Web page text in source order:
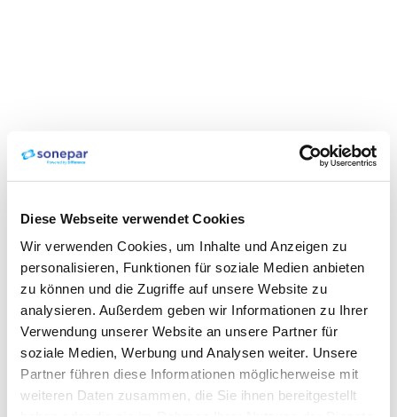
Diese Webseite verwendet Cookies
Wir verwenden Cookies, um Inhalte und Anzeigen zu
personalisieren, Funktionen für soziale Medien anbieten
zu können und die Zugriffe auf unsere Website zu
analysieren. Außerdem geben wir Informationen zu Ihrer
Verwendung unserer Website an unsere Partner für
soziale Medien, Werbung und Analysen weiter. Unsere
Partner führen diese Informationen möglicherweise mit
weiteren Daten zusammen, die Sie ihnen bereitgestellt